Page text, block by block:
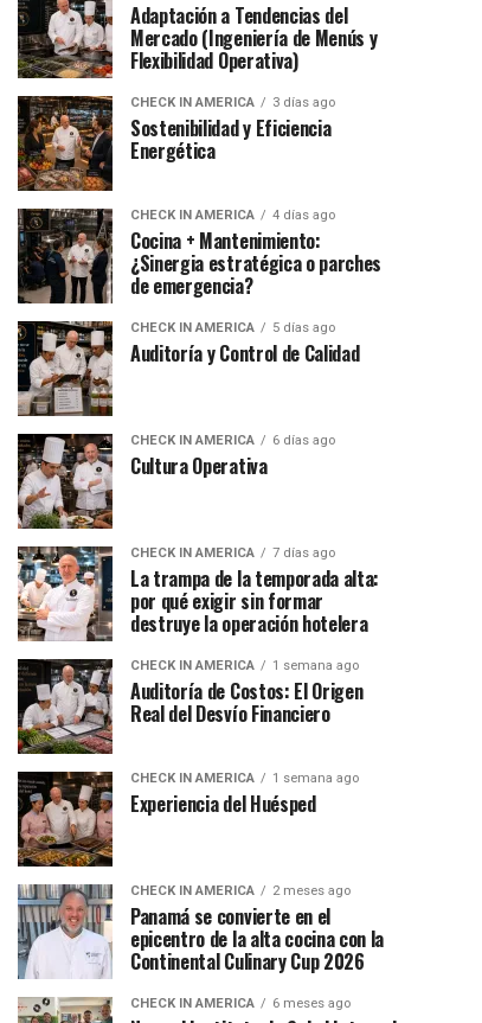
Adaptación a Tendencias del
Mercado (Ingeniería de Menús y
Flexibilidad Operativa)
CHECK IN AMERICA 3 días ago
Sostenibilidad y Eficiencia
Energética
CHECK IN AMERICA 4 días ago
Cocina + Mantenimiento:
¿Sinergia estratégica o parches
de emergencia?
CHECK IN AMERICA 5 días ago
Auditoría y Control de Calidad
CHECK IN AMERICA 6 días ago
Cultura Operativa
CHECK IN AMERICA 7 días ago
La trampa de la temporada alta:
por qué exigir sin formar
destruye la operación hotelera
CHECK IN AMERICA 1 semana ago
Auditoría de Costos: El Origen
Real del Desvío Financiero
CHECK IN AMERICA 1 semana ago
Experiencia del Huésped
CHECK IN AMERICA 2 meses ago
Panamá se convierte en el
epicentro de la alta cocina con la
Continental Culinary Cup 2026
CHECK IN AMERICA 6 meses ago